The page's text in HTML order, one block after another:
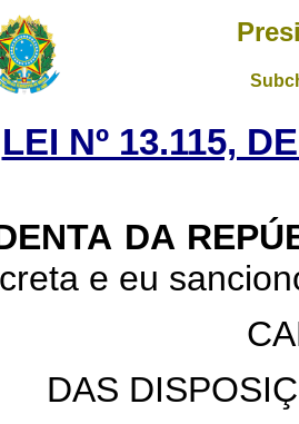
LEI Nº 13.115,
DA
e eu
DAS